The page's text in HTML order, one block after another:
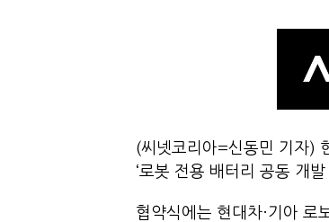
(씨넷코리아=신동민 기자)
‘로봇 전용 배터리 공동 개
협약식에는 현대차·기아 로